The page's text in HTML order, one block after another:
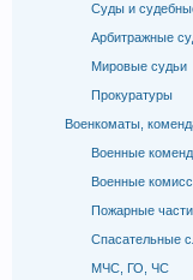
Суды и
Арбитражные
Мировые судьи
Прокуратуры
Военкоматы,
Военные
Военные
Пожарные
Спасательные
МЧС, ГО, ЧС